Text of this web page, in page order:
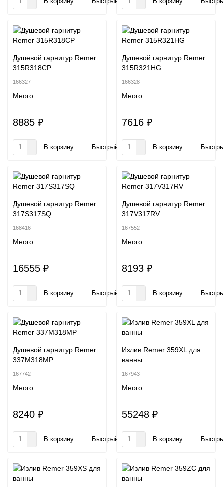
Душевой гарнитур Remer
315R318CP
166327
Много
8885 ₽
В корзину Быстрый заказ
Душевой гарнитур Remer
315R321HG
166328
Много
7616 ₽
В корзину
Душевой гарнитур Remer
317S317SQ
168416
Много
16555 ₽
В корзину Быстрый заказ
Душевой гарнитур Remer
317V317RV
167552
Много
8193 ₽
В корзину
Душевой гарнитур Remer
337M318MP
167742
Много
8240 ₽
В корзину Быстрый заказ
Излив Remer 359XL для
ванны
167943
Много
55248 ₽
В корзину